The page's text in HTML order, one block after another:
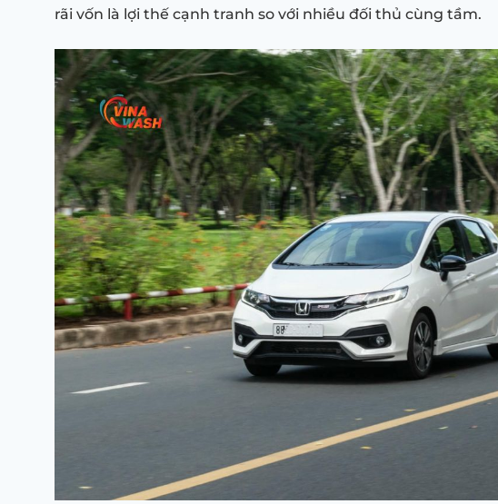
rãi vốn là lợi thế cạnh tranh so với nhiều đối thủ cùng tầm.